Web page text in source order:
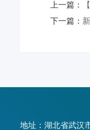
上一篇：
下一篇：
地址：湖北省武汉